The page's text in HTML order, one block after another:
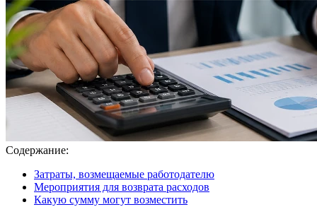
Содержание:
Затраты, возмещаемые работодателю
Мероприятия для возврата расходов
Какую сумму могут возместить